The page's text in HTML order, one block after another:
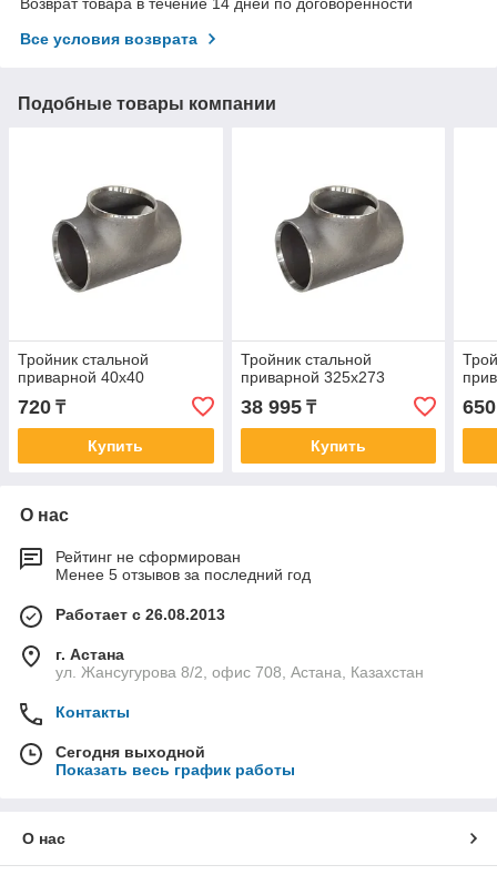
Все условия возврата
Подобные товары компании
Тройник стальной
приварной 40х40
720 ₸
Купить
Тройник стальной
приварной 325х273
38 995₸
Купить
650
О нас
Рейтинг не сформирован
Менее 5 отзывов за последний год
Работает с 26.08.2013
г. Астана
ул. Жансугурова 8/2, офис 708, Астана, Казахстан
Контакты
Сегодня выходной
Показать весь график работы
О нас